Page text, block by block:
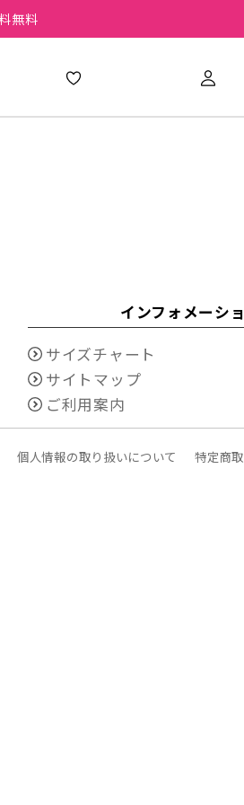
無料
インフォメーシ
サイズチャート
サイトマップ
ご利用案内
個人情報の取り扱いについて 特定商